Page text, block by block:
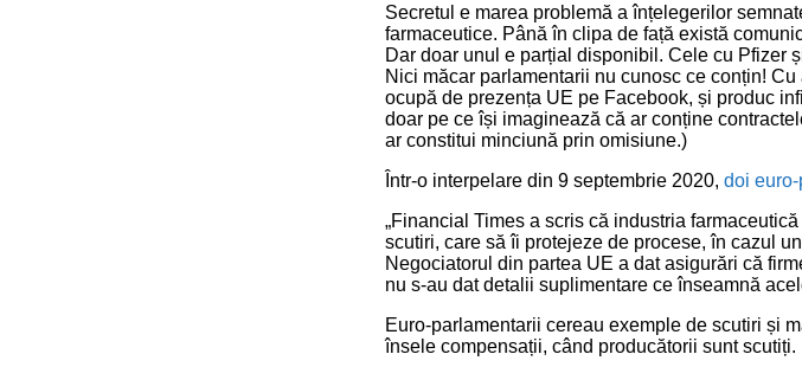
Secretul e marea problemă a înțelegerilor
farmaceutice. Până în clipa de față există
Dar doar unul e parțial disponibil. Cele cu Pfizer
Nici măcar parlamentarii nu cunosc ce conțin!
ocupă de prezența UE pe Facebook, și produc
doar pe ce își imaginează că ar conține
ar constitui minciună prin omisiune.)
Într-o interpelare din 9 septembrie 2020, doi
„Financial Times a scris că industria
scutiri, care să îi protejeze de procese, în cazul
Negociatorul din partea UE a dat asigurări că
nu s-au dat detalii suplimentare ce înseamnă
Euro-parlamentarii cereau exemple de scutiri și
însele compensații, când producătorii sunt scutiți.